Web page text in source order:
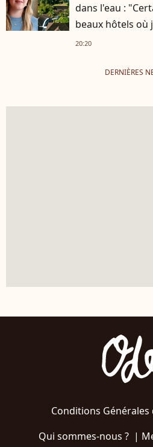
dans l'eau :
beaux hôtels où
20:20
DERNIÈRES
Conditions
Qui sommes-nous ?|